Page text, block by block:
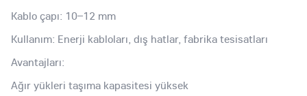
Kablo çapı: 10–12 mm
Kullanım: Enerji kabloları, dış hatlar, fabrika tesisatları
Avantajları:
Ağır yükleri taşıma kapasitesi yüksek